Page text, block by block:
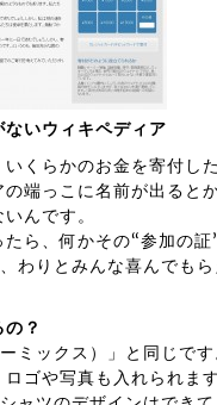
いウィキペディア
くらかのお金を寄付し
端っこに名前が出ると
んです。
ら、何かその“参加の
わりとみんな喜んでも
？
ミックス）」と同じで
ゴや写真も入れられま